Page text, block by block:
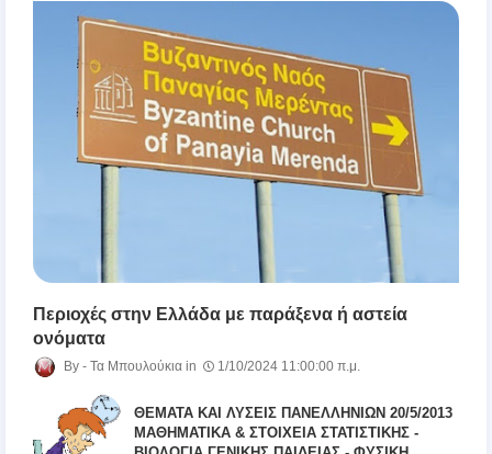
Περιοχές στην Ελλάδα με παράξενα ή αστεία
ονόματα
Τα Μπουλούκια 1/10/2024 11:00:00 π.μ.
ΘΕΜΑΤΑ ΚΑΙ ΛΥΣΕΙΣ ΠΑΝΕΛΛΗΝΙΩΝ 20/5/2013
ΜΑΘΗΜΑΤΙΚΑ & ΣΤΟΙΧΕΙΑ ΣΤΑΤΙΣΤΙΚΗΣ -